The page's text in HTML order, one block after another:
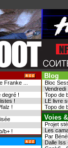
Franke ...
degré !
!
!
b+ !
Blog
Bloc
Vendredi
Topo de
LE livre
Topo de
Voies
Projet
Les
Par
Dalle Iss